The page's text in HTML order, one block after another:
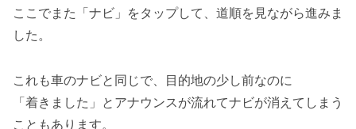
ここでまた「ナビ」をタップして、道順を見ながら進みま
した。
これも車のナビと同じで、目的地の少し前なのに
「着きました」とアナウンスが流れてナビが消えてしまう
こともあります。